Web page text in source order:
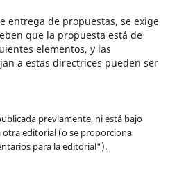
entrega de propuestas, se exige
que la propuesta está de
elementos, y las
a estas directrices pueden ser
previamente, ni está bajo
editorial (o se proporciona
para la editorial").